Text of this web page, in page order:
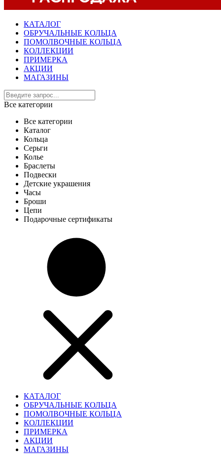
КАТАЛОГ
ОБРУЧАЛЬНЫЕ КОЛЬЦА
ПОМОЛВОЧНЫЕ КОЛЬЦА
КОЛЛЕКЦИИ
ПРИМЕРКА
АКЦИИ
МАГАЗИНЫ
Все категории
Все категории
Каталог
Кольца
Серьги
Колье
Браслеты
Подвески
Детские украшения
Часы
Броши
Цепи
Подарочные сертификаты
КАТАЛОГ
ОБРУЧАЛЬНЫЕ КОЛЬЦА
ПОМОЛВОЧНЫЕ КОЛЬЦА
КОЛЛЕКЦИИ
ПРИМЕРКА
АКЦИИ
МАГАЗИНЫ